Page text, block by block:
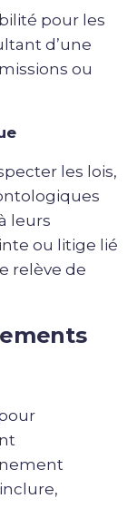
pour les
d’une
ou
les lois,
leurs
ou litige lié
relève de